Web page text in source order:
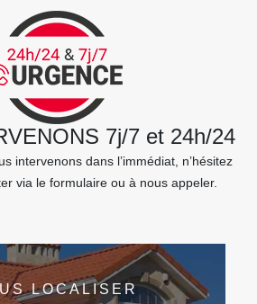
7j/7 et 24h/24
intervenons dans l’immédiat, n’hésitez
via le formulaire ou à nous appeler.
LOCALISER